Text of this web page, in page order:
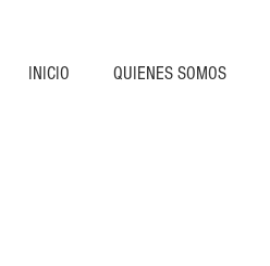
INICIO QUIENES SOMOS